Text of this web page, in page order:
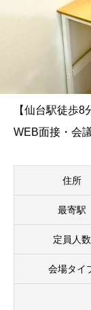
【仙台駅徒歩8
WEB面接・会
住所
最寄駅
定員人数
会場タイ